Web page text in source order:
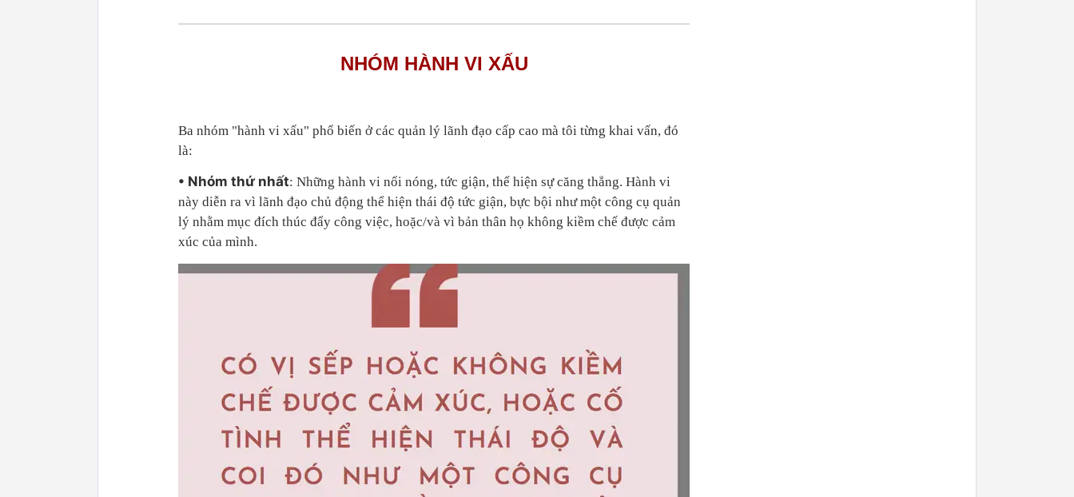
NHÓM HÀNH VI XẤU
Ba nhóm "hành vi xấu" phổ biến ở các quản lý lãnh đạo cấp cao mà tôi từng khai vấn, đó
là:
• Nhóm thứ nhất: Những hành vi nổi nóng, tức giận, thể hiện sự căng thẳng. Hành vi
này diễn ra vì lãnh đạo chủ động thể hiện thái độ tức giận, bực bội như một công cụ quản
lý nhằm mục đích thúc đẩy công việc, hoặc/và vì bản thân họ không kiềm chế được cảm
xúc của mình.